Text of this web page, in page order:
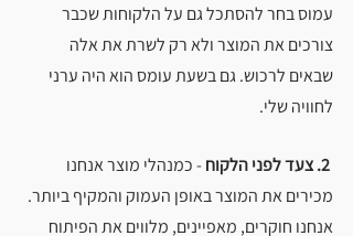
עמוס בחר להסתכל גם על הלקוחות שכבר
צורכים את המוצר ולא רק לשרת את אלה
שבאים לרכוש. גם בשעת עומס הוא היה ערני
לחוויה שלי.
- כמנהלי מוצר אנחנו
מכירים את המוצר באופן העמוק והמקיף ביותר.
אנחנו חוקרים, מאפיינים, מלווים את הפיתוח